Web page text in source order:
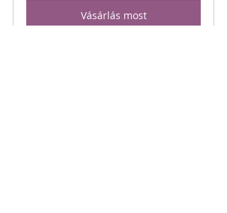
Vásárlás most